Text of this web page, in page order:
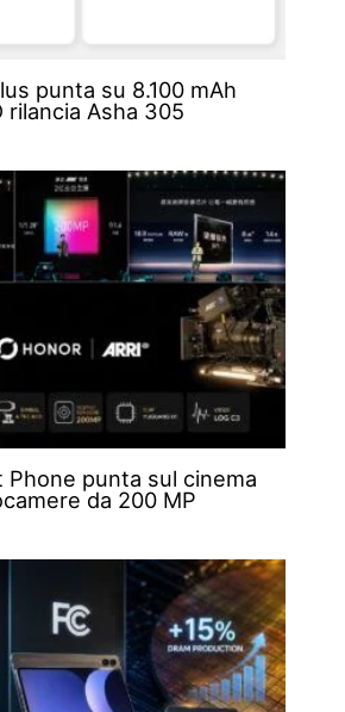
punta su 8.100 mAh
rilancia Asha 305
Phone punta sul cinema
da 200 MP